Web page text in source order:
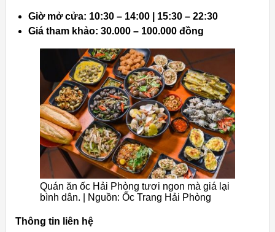
Giờ mở cửa: 10:30 – 14:00 | 15:30 – 22:30
Giá tham khảo: 30.000 – 100.000 đồng
Quán ăn ốc Hải Phòng tươi ngon mà giá lại
bình dân. | Nguồn: Ốc Trang Hải Phòng
Thông tin liên hệ